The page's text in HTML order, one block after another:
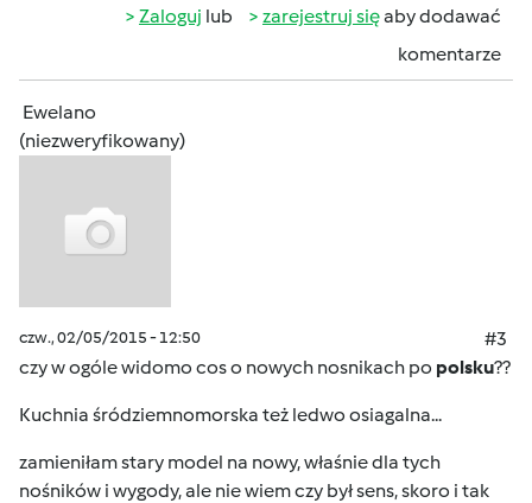
Zaloguj lub zarejestruj sięaby dodawać
komentarze
Ewelano
(niezweryfikowany)
czw., 02/05/2015 - 12:50
#3
czy w ogóle widomo cos o nowych nosnikach po polsku??
Kuchnia śródziemnomorska też ledwo osiagalna...
zamieniłam stary model na nowy, właśnie dla tych
nośników i wygody, ale nie wiem czy był sens, skoro i tak